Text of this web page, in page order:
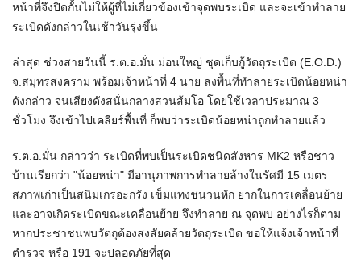
หน้าที่จึงปิดกั้นไม่ให้ผู้ที่ไม่เกี่ยวข้องเข้าจุดพบระเบิด และจะเข้าทำลาย
ระเบิดดังกล่าวในเช้าวันรุ่งขึ้น
ล่าสุด ช่วงสายวันนี้ ร.ต.อ.มั่น ม่อนใหญ่ ชุดเก็บกู้วัตถุระเบิด (E.O.D.)
จ.สมุทรสงคราม พร้อมเจ้าหน้าที่ 4 นาย ลงพื้นที่ทำลายระเบิดน้อยหน่า
ดังกล่าว จนเสียงดังสนั่นกลางสวนส้มโอ โดยใช้เวลาประมาณ 3
ชั่วโมง จึงเข้าไปเคลียร์พื้นที่ ก็พบว่าระเบิดน้อยหน่าถูกทำลายแล้ว
ร.ต.อ.มั่น กล่าวว่า ระเบิดที่พบเป็นระเบิดชนิดสังหาร MK2 หรือชาว
บ้านเรียกว่า "น้อยหน่า" มีอานุภาพการทำลายล้างในรัศมี 15 เมตร
สภาพเก่าเป็นสนิมเกรอะกรัง เข็มแทงชนวนหัก ยากในการเคลื่อนย้าย
และอาจเกิดระเบิดขณะเคลื่อนย้าย จึงทำลาย ณ จุดพบ อย่างไรก็ตาม
หากประชาชนพบวัตถุต้องสงสัยคล้ายวัตถุระเบิด ขอให้แจ้งเจ้าหน้าที่
ตำรวจ หรือ 191 จะปลอดภัยที่สุด